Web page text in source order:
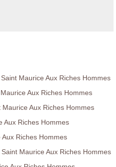
Maurice Aux Riches Hommes
Aux Riches Hommes
Aux Riches Hommes
Aux Riches Hommes
Riches Hommes
Maurice Aux Riches Hommes